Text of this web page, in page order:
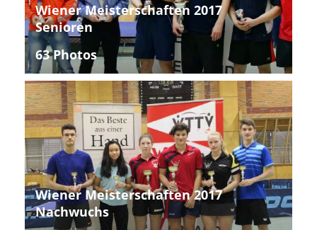
Wiener Meisterschaften 2017
Senioren
63 Photos
Wiener Meisterschaften 2017
Nachwuchs